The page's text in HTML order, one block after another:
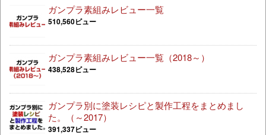
ガンプラ素組みレビュー一覧
510,560ビュー
ガンプラ素組みレビュー一覧（2018～）
438,528ビュー
ガンプラ別に塗装レシピと製作工程をまとめまし
た。（～2017）
391,337ビュー